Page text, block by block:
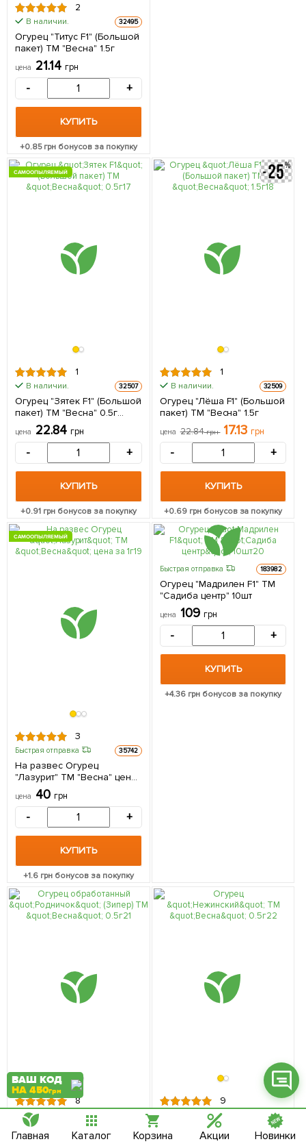
2
В наличии. 32495
Огурец "Титус F1" (Большой
пакет) ТМ "Весна" 1.5г
цена 21.14 грн
- +
КУПИТЬ
+0.85грн бонусов за покупку
САМООПЫЛЯЕМЫЙ
1
В наличии. 32507
Огурец "Зятек F1" (Большой
пакет) ТМ "Весна" 0.5г
(самоопыляемый)
цена 22.84 грн
- +
КУПИТЬ
+0.91 грн бонусов за покупку
1
В наличии. 32509
Огурец "Лёша F1" (Большой
пакет) ТМ "Весна" 1.5г
цена 22.84грн 17.13 грн
- +
КУПИТЬ
+0.69грн бонусов за покупку
САМООПЫЛЯЕМЫЙ
3
Быстрая отправка 35742
На развес Огурец
"Лазурит" ТМ "Весна" цена
за 1г (самоопыляемый)
цена 40 грн
- +
КУПИТЬ
+1.6 грн бонусов за покупку
Быстрая отправка 183982
Огурец "Мадрилен F1" ТМ
"Садиба центр" 10шт
цена 109 грн
- +
КУПИТЬ
+4.36 грн бонусов за покупку
8
В наличии.
Огурец обработанный
"Родничок" (Зипер) ТМ
9
В наличии. 10579
Огурец "Нежинский" ТМ
"Весна" 0.5г
Фейсбук
Вайбер
Інстаграм
ВАШ КОД
НА 450грн
Главная Каталог Корзина Акции Новинки